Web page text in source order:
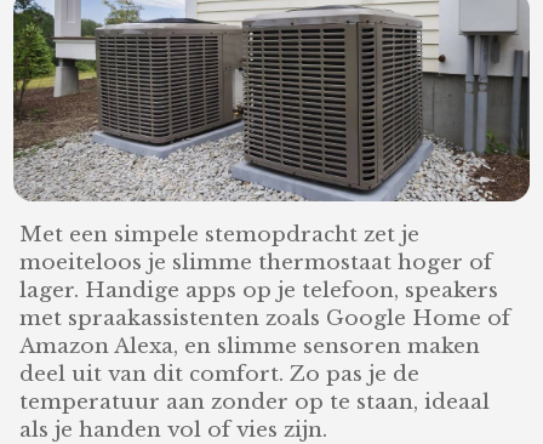
Met een simpele stemopdracht zet je
moeiteloos je slimme thermostaat hoger of
lager. Handige apps op je telefoon, speakers
met spraakassistenten zoals Google Home of
Amazon Alexa, en slimme sensoren maken
deel uit van dit comfort. Zo pas je de
temperatuur aan zonder op te staan, ideaal
als je handen vol of vies zijn.